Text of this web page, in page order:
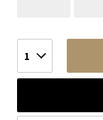
1